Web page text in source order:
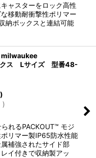
ャスターをロック高性
移動耐衝撃性ポリマー
納ボックスと連結可能
milwaukee
クス Lサイズ 型番48-
)
れるPACKOUT™ モジ
リマー製IP65防水性能
補強されたサイド部
イ付きで収納製アッ